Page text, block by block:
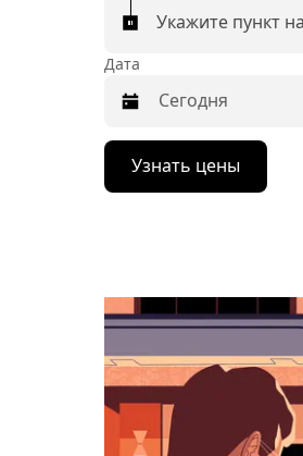
Укажите пункт
Дата
Нажмите
стрелку
вниз,
выбрать
дату.
закрыть
календарь,
нажмите
Esc.
Узнать цены